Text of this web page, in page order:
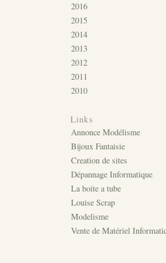
2016
2015
2014
2013
2012
2011
2010
Links
Annonce Modélisme
Bijoux Fantaisie
Creation de sites
Dépannage Informatique
La boite a tube
Louise Scrap
Modelisme
Vente de Matériel